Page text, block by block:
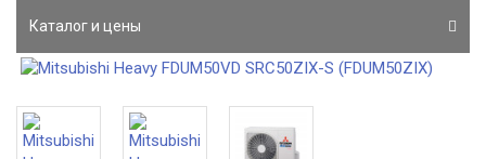
Каталог и цены